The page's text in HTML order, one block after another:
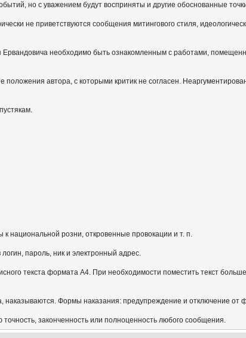
но с уважением будут восприняты и другие обоснованные
не приветствуются сообщения митингового стиля,
Ервандовича необходимо быть ознакомленным с работами,
автора, с которыми критик не согласен.
национальной розни, откровенные провокации и т. п.
пароль, ник и электронный адрес.
текста формата А4. При необходимости поместить текст
Формы наказания: предупреждение и отключение от
законченность или полноценность любого сообщения.